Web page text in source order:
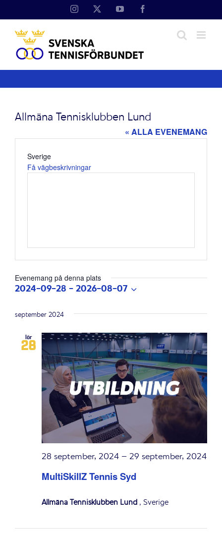
Instagram YouTube
Allmäna Tennisklubben Lund
« ALLA EVENEMANG
Adress
Sverige
Få vägbeskrivningar
Evenemang på denna plats
2024-09-28 - 2026-08-07
datum.
september 2024
lör
28
MultiSkillZ Tennis Syd
28 september, 2024 – 29 september, 2024
Allmäna Tennisklubben Lund , Sverige